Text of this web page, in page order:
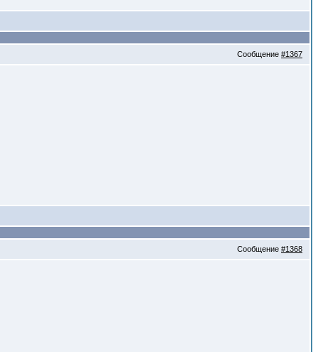
Сообщение #1367
Сообщение #1368